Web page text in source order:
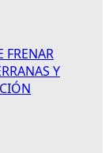
FRENAR
Y